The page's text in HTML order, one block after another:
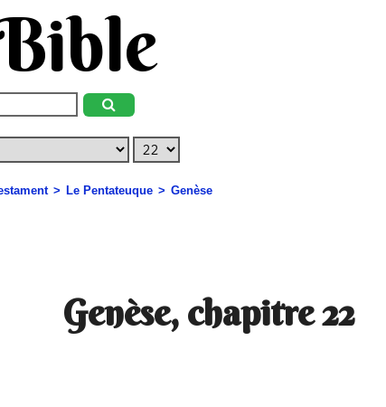
Le Pentateuque Genèse
Genèse, chapitre 22